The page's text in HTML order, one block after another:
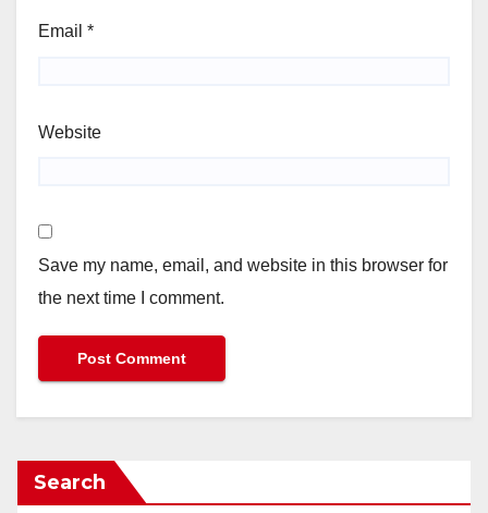
Email *
Website
Save my name, email, and website in this browser for
the next time I comment.
Search